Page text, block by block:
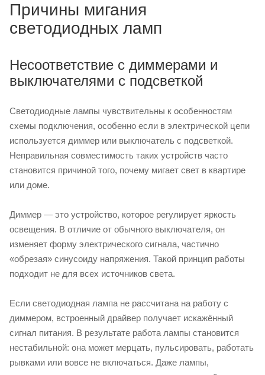
Причины мигания
светодиодных ламп
Несоответствие с диммерами и
выключателями с подсветкой
Светодиодные лампы чувствительны к особенностям
схемы подключения, особенно если в электрической цепи
используется диммер или выключатель с подсветкой.
Неправильная совместимость таких устройств часто
становится причиной того, почему мигает свет в квартире
или доме.
Диммер — это устройство, которое регулирует яркость
освещения. В отличие от обычного выключателя, он
изменяет форму электрического сигнала, частично
«обрезая» синусоиду напряжения. Такой принцип работы
подходит не для всех источников света.
Если светодиодная лампа не рассчитана на работу с
диммером, встроенный драйвер получает искажённый
сигнал питания. В результате работа лампы становится
нестабильной: она может мерцать, пульсировать, работать
рывками или вовсе не включаться. Даже лампы,